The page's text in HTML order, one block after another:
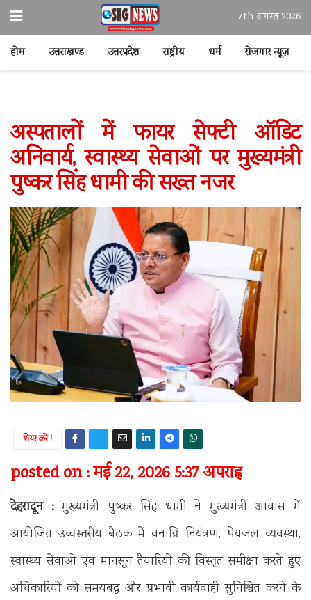
7th अगस्त 2026
होम उत्तराखण्ड उत्तरप्रदेश राष्ट्रीय धर्म रोजगार न्यूज़
अस्पतालों में फायर सेफ्टी ऑडिट
अनिवार्य, स्वास्थ्य सेवाओं पर मुख्यमंत्री
पुष्कर सिंह धामी की सख्त नजर
शेयर करें !
posted on : मई 22, 2026 5:37 अपराह्न
देहरादून :मुख्यमंत्री पुष्कर सिंह धामी ने मुख्यमंत्री आवास में
आयोजित उच्चस्तरीय बैठक में वनाग्नि नियंत्रण, पेयजल व्यवस्था,
स्वास्थ्य सेवाओं एवं मानसून तैयारियों की विस्तृत समीक्षा करते हुए
अधिकारियों को समयबद्ध और प्रभावी कार्यवाही सुनिश्चित करने के